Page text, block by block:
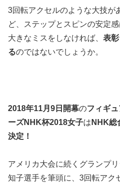
3回転アクセルのような大技が
ど、ステップとスピンの安定
大きなミスをしなければ、 表
るのではないでしょうか。
2018年11月9日開幕のフィギ
ーズNHK杯2018女子は NHK総
決定！
アメリカ大会に続くグランプ
知子選手を筆頭に、3回転アク